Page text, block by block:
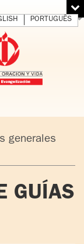
Y VIVIR
EL
PORTUGUÊS
generales
GUÍAS